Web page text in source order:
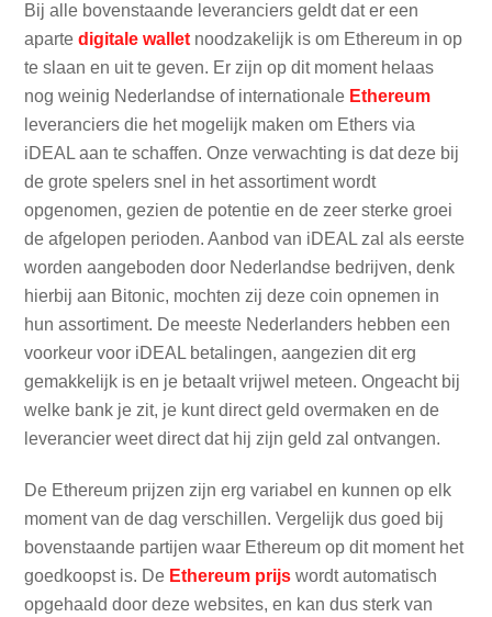
Bij alle bovenstaande leveranciers geldt dat er een
apartedigitale walletnoodzakelijk is om Ethereum in op
te slaan en uit te geven. Er zijn op dit moment helaas
nog weinig Nederlandse of internationale Ethereum
leveranciers die het mogelijk maken om Ethers via
iDEAL aan te schaffen. Onze verwachting is dat deze bij
de grote spelers snel in het assortiment wordt
opgenomen, gezien de potentie en de zeer sterke groei
de afgelopen perioden. Aanbod van iDEAL zal als eerste
worden aangeboden door Nederlandse bedrijven, denk
hierbij aan Bitonic, mochten zij deze coin opnemen in
hun assortiment. De meeste Nederlanders hebben een
voorkeur voor iDEAL betalingen, aangezien dit erg
gemakkelijk is en je betaalt vrijwel meteen. Ongeacht bij
welke bank je zit, je kunt direct geld overmaken en de
leverancier weet direct dat hij zijn geld zal ontvangen.
De Ethereum prijzen zijn erg variabel en kunnen op elk
moment van de dag verschillen. Vergelijk dus goed bij
bovenstaande partijen waar Ethereum op dit moment het
goedkoopst is. De Ethereum prijs wordt automatisch
opgehaald door deze websites, en kan dus sterk van